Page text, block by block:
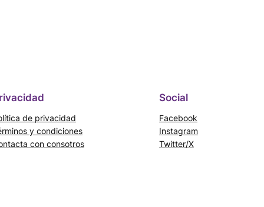
de privacidad
y condiciones
con consotros
Social
Facebook
Instagram
Twitter/X